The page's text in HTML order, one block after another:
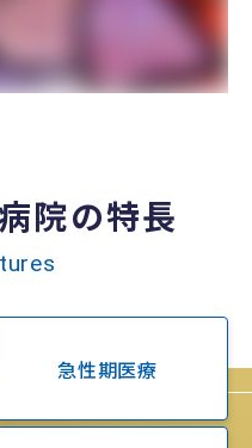
院の特長
急性期医療